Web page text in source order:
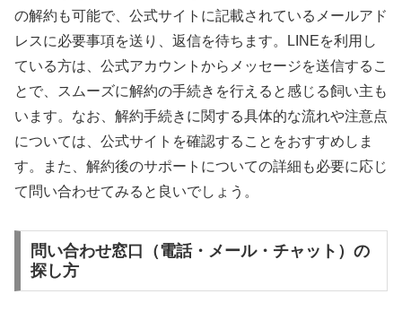
の解約も可能で、公式サイトに記載されているメールアド
レスに必要事項を送り、返信を待ちます。LINEを利用し
ている方は、公式アカウントからメッセージを送信するこ
とで、スムーズに解約の手続きを行えると感じる飼い主も
います。なお、解約手続きに関する具体的な流れや注意点
については、公式サイトを確認することをおすすめしま
す。また、解約後のサポートについての詳細も必要に応じ
て問い合わせてみると良いでしょう。
問い合わせ窓口（電話・メール・チャット）の
探し方